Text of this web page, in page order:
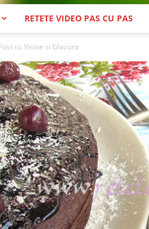
RETETE VIDEO PAS CU PAS
cu Visine si Glazura